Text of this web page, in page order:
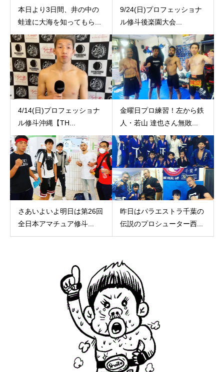
本日より3日間、井の中の
蛙達に大海を知ってもら...
9/24(日)プロフェッショナ
ル修斗後楽園大会...
4/14(日)プロフェッショナ
ル修斗沖縄【TH...
金曜日プロ練習！左から鉄
人・若山 達也さん無敗...
さあいよいよ明日は第26回
全日本アマチュア修斗...
昨日はパラエストラ千葉の
伝説のプロシューター西...